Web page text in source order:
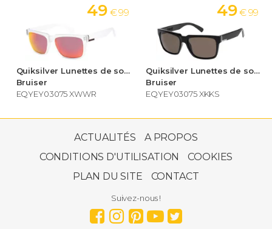
Quiksilver Lunettes de soleil
Bruiser
EQYEY03075 XWWR
49 € 99
Quiksilver Lunettes de soleil
Bruiser
EQYEY03075 XKKS
49 € 99
The Ferris Premium
EQYEY03089 XMKM
ACTUALITÉS
A PROPOS
CONDITIONS D'UTILISATION
COOKIES
PLAN DU SITE
CONTACT
Suivez-nous !